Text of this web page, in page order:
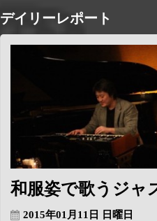
デイリーレポート
和服姿で歌うジャ
2015年01月11日 日曜日